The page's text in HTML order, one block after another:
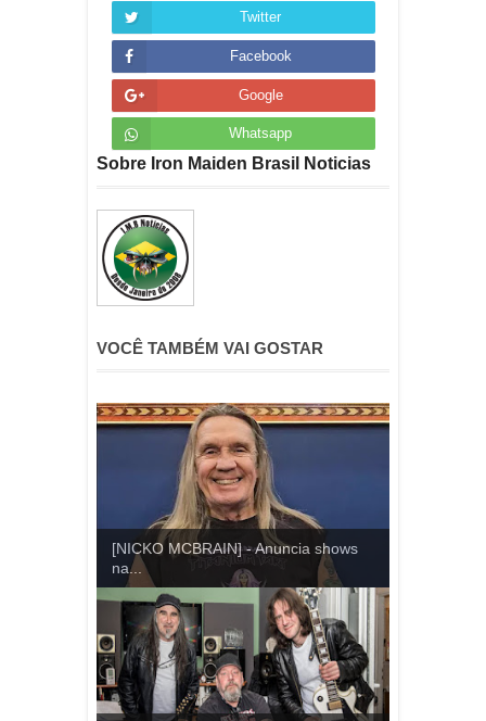
Twitter
Facebook
Google
Whatsapp
Sobre Iron Maiden Brasil Noticias
VOCÊ TAMBÉM VAI GOSTAR
[NICKO MCBRAIN] - Anuncia shows
na...